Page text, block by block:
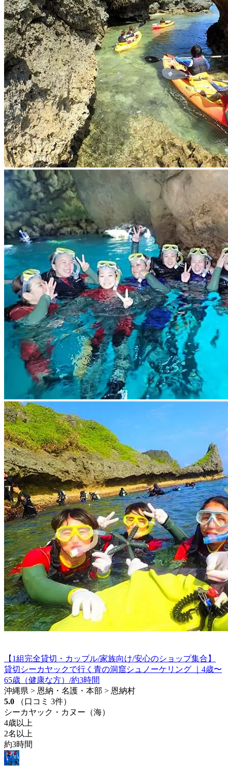
【1組完全貸切・カップル/家族向け/安心のショップ集合】
貸切シーカヤックで行く青の洞窟シュノーケリング ｜4歳〜
65歳（健康な方）/約3時間
沖縄県 > 恩納・名護・本部 > 恩納村
5.0
（口コミ 3件）
シーカヤック・カヌー（海）
4歳以上
2名以上
約3時間